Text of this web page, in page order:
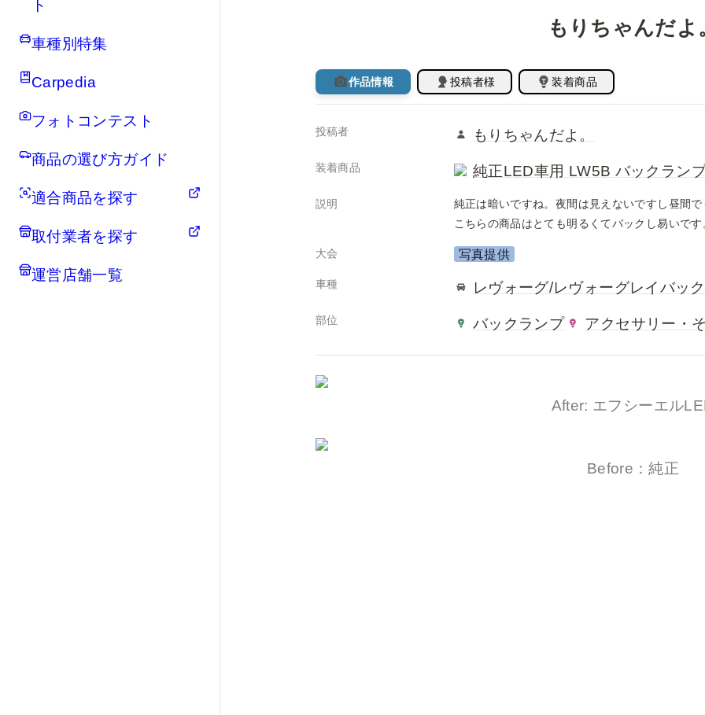
ト
車種別特集
Carpedia
フォトコンテスト
商品の選び方ガイド
適合商品を探す
取付業者を探す
運営店舗一覧
もりちゃんだよ
作品情報 投稿者様 装着商品
投稿者 もりちゃんだよ。
装着商品 純正LED車用 LW5B バックラン
説明
純正は暗いですね。夜間は見えないですし昼間
こちらの商品はとても明るくてバックし易いです
大会 写真提供
車種 レヴォーグ/レヴォーグレイバック
部位 バックランプ アクセサリー・
After: エフシーエル
Before：純正